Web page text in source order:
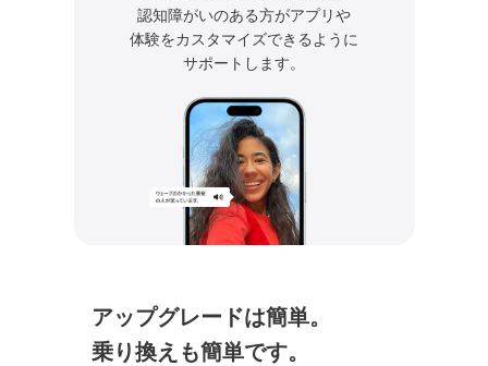
認知障がいのある方がアプリや
体験をカスタマイズできるように
サポートします。
アップグレードは簡単。
乗り換えも簡単です。